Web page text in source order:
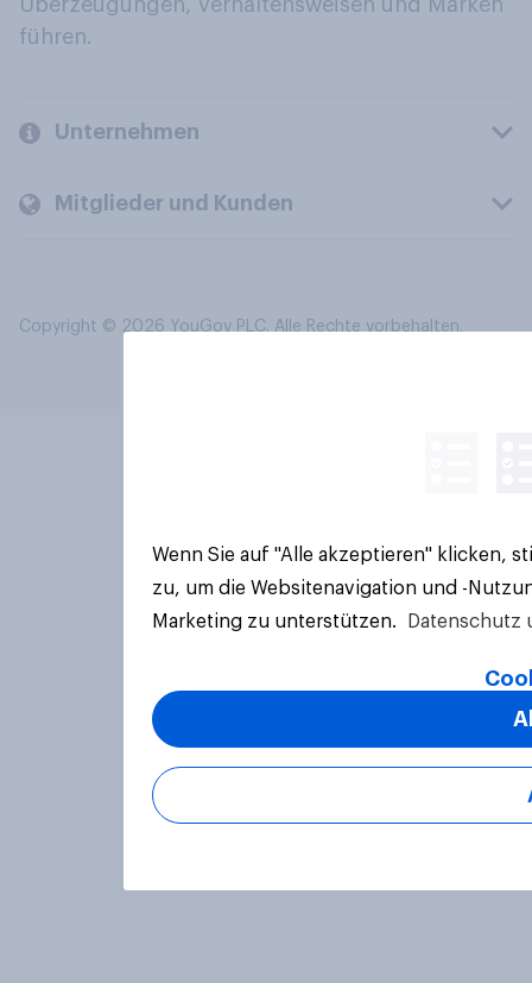
Überzeugungen, Verhaltensweisen und Marken
führen.
Unternehmen
Mitglieder und Kunden
Copyright © 2026 YouGov PLC. Alle Rechte vorbehalten.
Wenn Sie auf "Alle akzeptieren" klicken,
zu, um die Websitenavigation und -
Marketing zu unterstützen.
Datenschutz